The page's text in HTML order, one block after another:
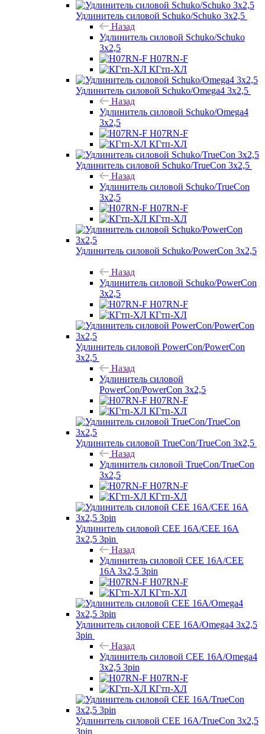
Удлинитель силовой Schuko/Schuko 3х2,5
Назад
Удлинитель силовой Schuko/Schuko
3х2,5
H07RN-F
КГтп-ХЛ
Удлинитель силовой Schuko/Omega4 3х2,5
Назад
Удлинитель силовой Schuko/Omega4
3х2,5
H07RN-F
КГтп-ХЛ
Удлинитель силовой Schuko/TrueCon 3х2,5
Назад
Удлинитель силовой Schuko/TrueCon
3х2,5
H07RN-F
КГтп-ХЛ
Удлинитель силовой Schuko/PowerCon 3х2,5
Назад
Удлинитель силовой Schuko/PowerCon
3х2,5
H07RN-F
КГтп-ХЛ
Удлинитель силовой PowerCon/PowerCon
3х2,5
Назад
Удлинитель силовой
PowerCon/PowerCon 3х2,5
H07RN-F
КГтп-ХЛ
Удлинитель силовой TrueCon/TrueCon 3х2,5
Назад
Удлинитель силовой TrueCon/TrueCon
3х2,5
H07RN-F
КГтп-ХЛ
Удлинитель силовой CEE 16A/CEE 16A
3х2,5 3pin
Назад
Удлинитель силовой CEE 16A/CEE
16A 3х2,5 3pin
H07RN-F
КГтп-ХЛ
Удлинитель силовой CEE 16A/Omega4 3х2,5
3pin
Назад
Удлинитель силовой CEE 16A/Omega4
3х2,5 3pin
H07RN-F
КГтп-ХЛ
Удлинитель силовой CEE 16A/TrueCon 3х2,5
3pin